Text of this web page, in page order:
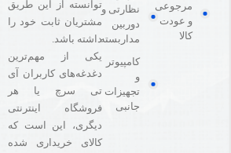
مرجوعی
و عودت
کالا
نظارتی و
دوربین
مداربسته
کامپیوتر
و
تجهیزات
جانبی
توانسته از این طریق
مشتریان ثابت خود را
داشته باشد.
یکی از مهم‌ترین
دغدغه‌های کاربران آی
تی سرچ یا هر
فروشگاه‌ اینترنتی
دیگری، این است که
کالای خریداری شده